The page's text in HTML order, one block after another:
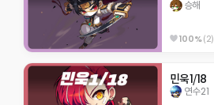
승해
100%(2)
민욱1/18
연수21